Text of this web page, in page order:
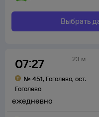
Выбрать
07:27
№ 451, Гоголево, ост.
Гоголево
23 м
ежедневно